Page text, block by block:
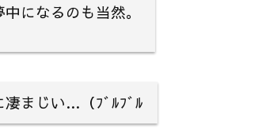
になるのも当然。
凄まじい…（ﾌﾞﾙﾌﾞﾙ